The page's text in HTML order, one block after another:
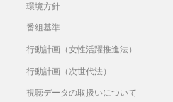
環境方針
番組基準
行動計画（女性活躍推進法）
行動計画（次世代法）
視聴データの取扱いについて